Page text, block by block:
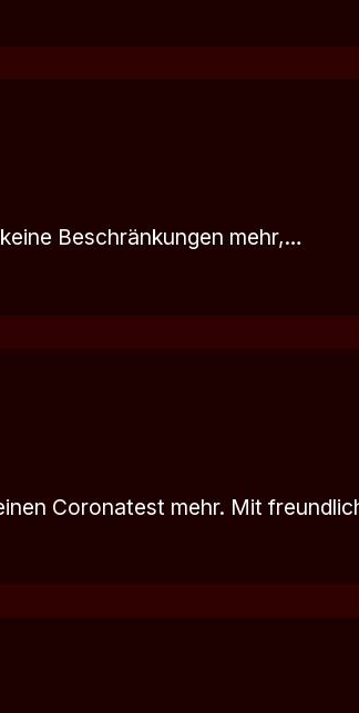
Beschränkungen mehr,…
Coronatest mehr. Mit